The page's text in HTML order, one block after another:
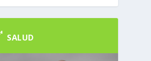
SALUD